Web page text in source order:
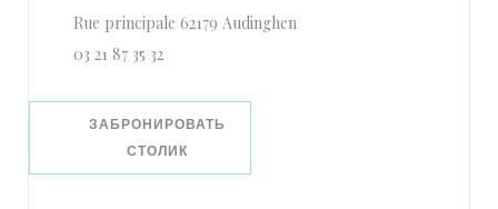
Rue principale 62179 Audinghen
03 21 87 35 32
ЗАБРОНИРОВАТЬ
СТОЛИК